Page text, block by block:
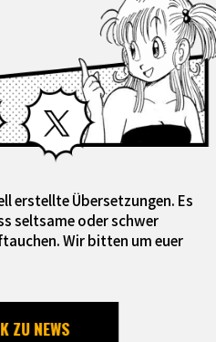
Facebook X
erstellte Übersetzungen. Es
seltsame oder schwer
Wir bitten um euer
ZU NEWS